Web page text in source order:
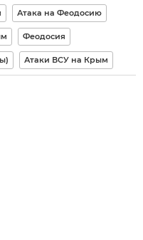
Атака на Феодосию
Феодосия
Атаки ВСУ на Крым